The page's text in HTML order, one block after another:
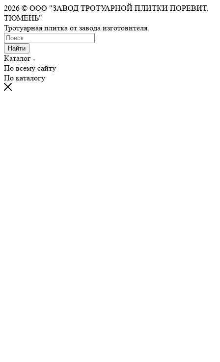
2026 © ООО "ЗАВОД ТРОТУАРНОЙ ПЛИТКИ ПОРЕВИТ.
ТЮМЕНЬ"
Тротуарная плитка от завода изготовителя.
Найти
Каталог
По всему сайту
По каталогу